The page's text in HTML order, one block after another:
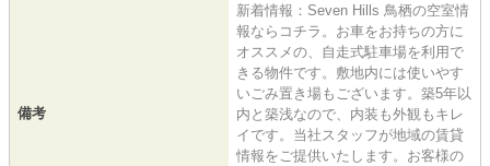
備考
新着情報：Seven Hills 鳥栖の空室情
報ならコチラ。お車をお持ちの方に
オススメの、自走式駐車場を利用で
きる物件です。敷地内には使いやす
いごみ置き場もございます。築5年以
内と築浅なので、内装も外観もキレ
イです。当社スタッフが地域の賃貸
情報をご提供いたします。お客様の